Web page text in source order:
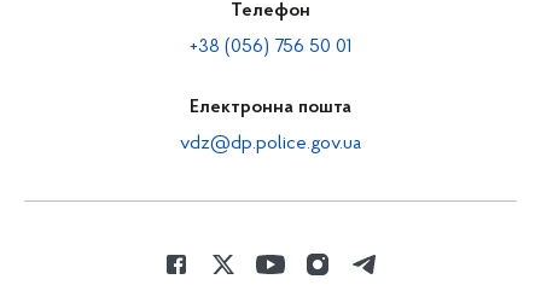
Телефон
+38 (056) 756 50 01
Електронна пошта
vdz@dp.police.gov.ua